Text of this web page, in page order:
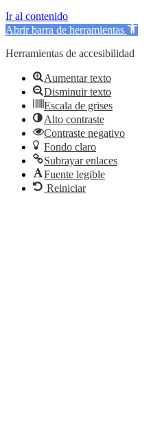
Ir al contenido
Abrir barra de herramientas
Herramientas de accesibilidad
Aumentar texto
Disminuir texto
Escala de grises
Alto contraste
Contraste negativo
Fondo claro
Subrayar enlaces
Fuente legible
Reiniciar